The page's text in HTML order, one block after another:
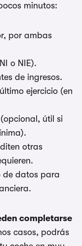
minutos:
por ambas
o NIE).
de ingresos.
ejercicio (en
útil si
otras
de datos para
completarse
casos, podrás